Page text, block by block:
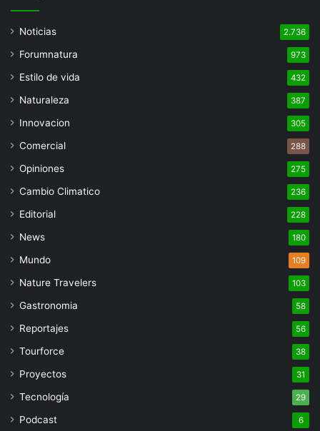
Noticias 2.736
Forumnatura 973
Estilo de vida 432
Naturaleza 387
Innovacion 305
Comercial 288
Opiniones 275
Cambio Climatico 236
Editorial 228
News 180
Mundo 109
Nature Travelers 103
Gastronomia 58
Reportajes 56
Tourforce 38
Proyectos 31
Tecnología 29
Podcast 6